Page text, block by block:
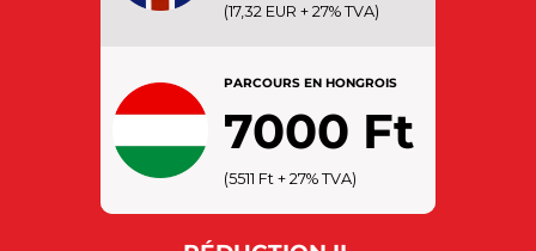
(17,32 EUR + 27% TVA)
PARCOURS EN HONGROIS
7000 Ft
(5511 Ft + 27% TVA)
SENIOR : Plus de 65 ans
titulaires d’une carte d’étudiant